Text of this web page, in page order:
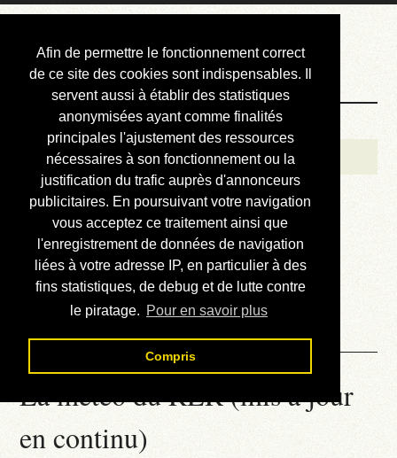
Afin de permettre le fonctionnement correct
de ce site des cookies sont indispensables. Il
servent aussi à établir des statistiques
anonymisées ayant comme finalités
principales l'ajustement des ressources
nécessaires à son fonctionnement ou la
justification du trafic auprès d'annonceurs
publicitaires. En poursuivant votre navigation
vous acceptez ce traitement ainsi que
l'enregistrement de données de navigation
liées à votre adresse IP, en particulier à des
fins statistiques, de debug et de lutte contre
le piratage. Pour en savoir plus
Compris
Courbis, « LE »
Blog Officiel
Bienvenue
Réalisations
Divers (et d’été)
Annonces
Liens externes
Téléchargement
Contact
La météo du RER (mis à jour
en continu)